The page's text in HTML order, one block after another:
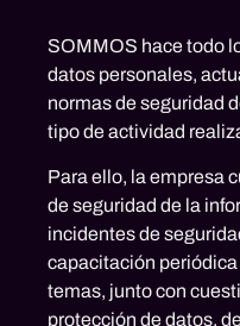
SOMMOS hace todo
datos personales,
normas de seguridad
tipo de actividad
Para ello, la empresa
de seguridad de la
incidentes de
capacitación
temas, junto con
protección de datos,